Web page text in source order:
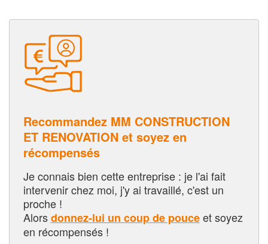
Recommandez MM CONSTRUCTION
ET RENOVATION et soyez en
récompensés
Je connais bien cette entreprise : je l'ai fait
intervenir chez moi, j'y ai travaillé, c'est un
proche !
Alorsdonnez-lui un coup de pouceet soyez
en récompensés !